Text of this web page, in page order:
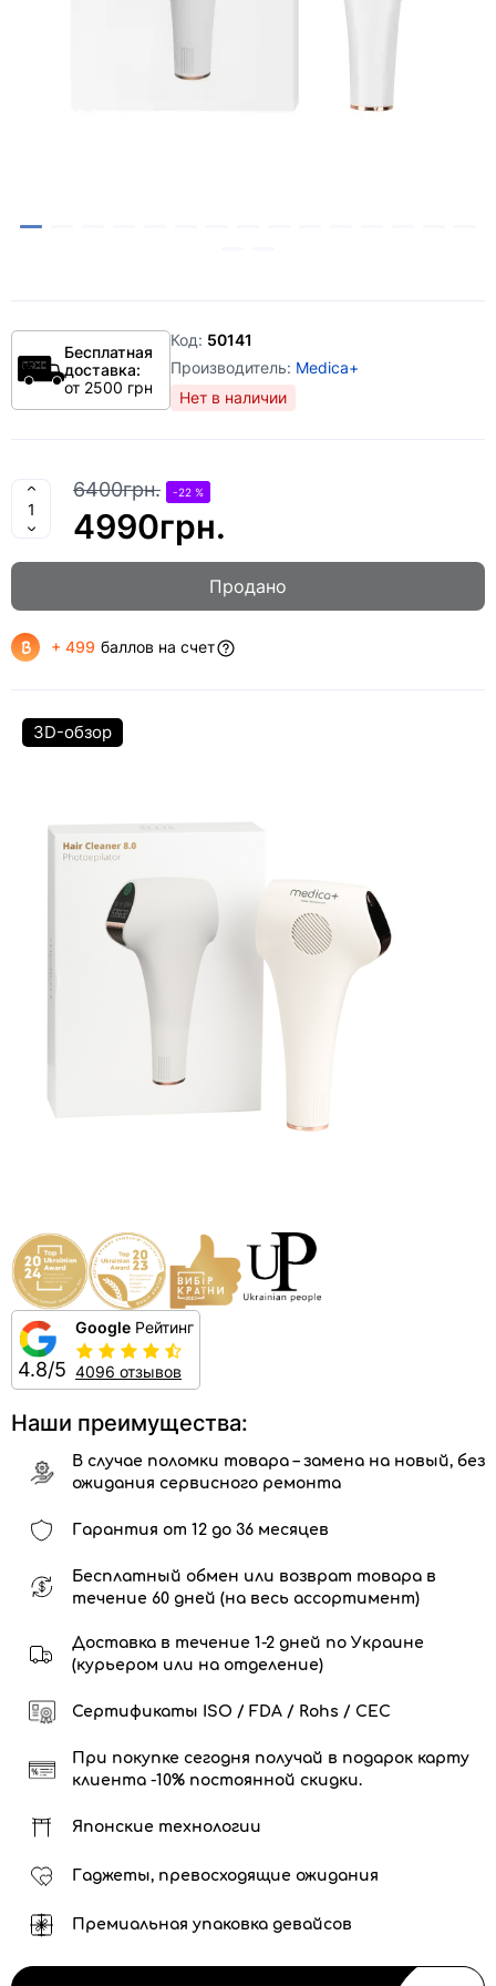
Бесплатная
доставка:
от 2500 грн
Код: 50141
Производитель: Medica+
Нет в наличии
6400грн. -22 %
4990грн.
Продано
+ 499 баллов на счет
3D-обзор
4.8/5
Google Рейтинг
4096 отзывов
Наши преимущества:
В случае поломки товара – замена на новый, без
ожидания сервисного ремонта
Гарантия от 12 до 36 месяцев
Бесплатный обмен или возврат товара в
течение 60 дней (на весь ассортимент)
Доставка в течение 1-2 дней по Украине
(курьером или на отделение)
Сертификаты ISO / FDA / Rohs / CEC
При покупке сегодня получай в подарок карту
клиента -10% постоянной скидки.
Японские технологии
Гаджеты, превосходящие ожидания
Премиальная упаковка девайсов